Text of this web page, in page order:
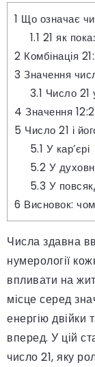
1 Що означає
1.1 21 як
2 Комбінація
3 Значення
3.1 Число 21
4 Значення
5 Число 21 і
5.1 У кар’єрі
5.2 У
5.3 У
6 Висновок:
Числа здавна
нумерології
впливати на
місце серед
енергію двійки
вперед. У цій
число 21, яку